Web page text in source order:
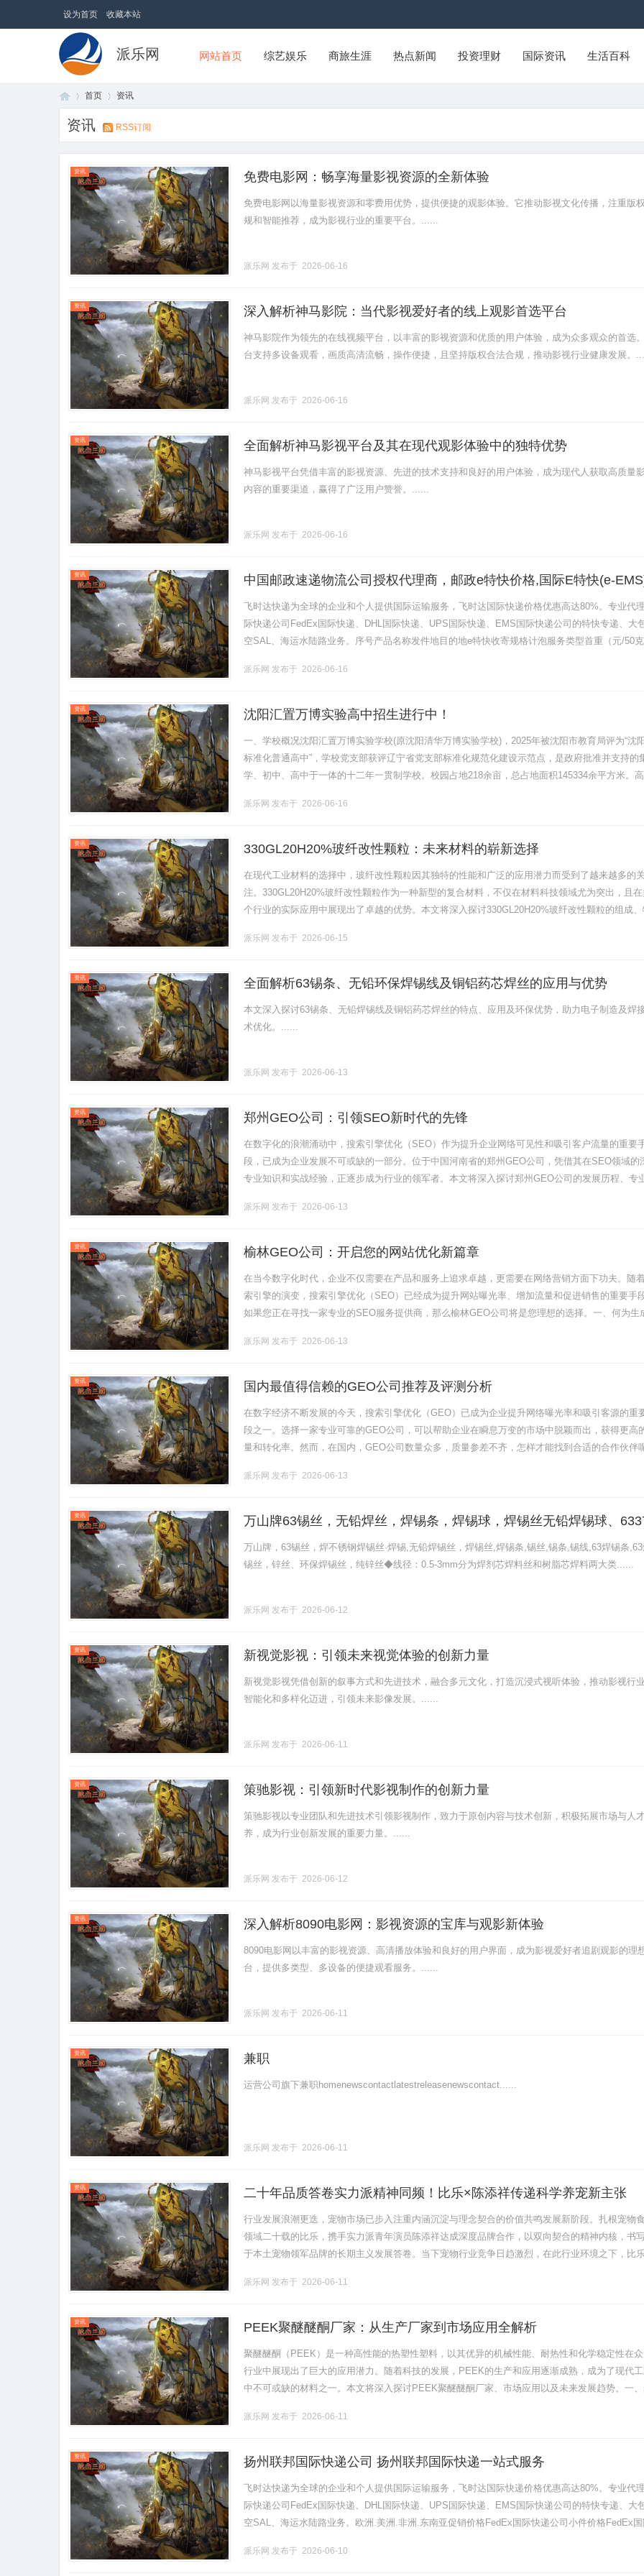
设为首页 收藏本站
派乐网 网站首页 综艺娱乐 商旅生涯 热点新闻 投资理财 国际资讯 生活百科
首页 资讯
资讯 RSS订阅
资讯 免费电影网：畅享海量影视资源的全新体验
免费电影网以海量影视资源和零费用优势，提供便捷的观影体验。它推动影视文化传播，注重版
规和智能推荐，成为影视行业的重要平台。......
派乐网 发布于 2026-06-16
资讯 深入解析神马影院：当代影视爱好者的线上观影首选平台
神马影院作为领先的在线视频平台，以丰富的影视资源和优质的用户体验，成为众多观众的首选
台支持多设备观看，画质高清流畅，操作便捷，且坚持版权合法合规，推动影视行业健康发展。
派乐网 发布于 2026-06-16
资讯 全面解析神马影视平台及其在现代观影体验中的独特优势
神马影视平台凭借丰富的影视资源、先进的技术支持和良好的用户体验，成为现代人获取高质量
内容的重要渠道，赢得了广泛用户赞誉。......
派乐网 发布于 2026-06-16
资讯
中国邮政速递物流公司授权代理商，邮政e特快价格,国际E特快(e-EMS)
E特快资费
飞时达快递为全球的企业和个人提供国际运输服务，飞时达国际快递价格优惠高达80%。专业代
际快递公司FedEx国际快递、DHL国际快递、UPS国际快递、EMS国际快递公司的特快专递、大
空SAL、海运水陆路业务。序号产品名称发件地目的地e特快收寄规格计泡服务类型首重（元/50克
派乐网 发布于 2026-06-16
资讯 沈阳汇置万博实验高中招生进行中！
一、学校概况沈阳汇置万博实验学校(原沈阳清华万博实验学校)，2025年被沈阳市教育局评为“沈
标准化普通高中”，学校党支部获评辽宁省党支部标准化规范化建设示范点，是政府批准并支持的
学、初中、高中于一体的十二年一贯制学校。校园占地218余亩，总占地面积145334余平方米。
派乐网 发布于 2026-06-16
资讯 330GL20H20%玻纤改性颗粒：未来材料的崭新选择
在现代工业材料的选择中，玻纤改性颗粒因其独特的性能和广泛的应用潜力而受到了越来越多的关
注。330GL20H20%玻纤改性颗粒作为一种新型的复合材料，不仅在材料科技领域尤为突出，且在
个行业的实际应用中展现出了卓越的优势。本文将深入探讨330GL20H20%玻纤改性颗粒的组成
派乐网 发布于 2026-06-15
资讯 全面解析63锡条、无铅环保焊锡线及铜铝药芯焊丝的应用与优势
本文深入探讨63锡条、无铅焊锡线及铜铝药芯焊丝的特点、应用及环保优势，助力电子制造及焊
术优化。......
派乐网 发布于 2026-06-13
资讯 郑州GEO公司：引领SEO新时代的先锋
在数字化的浪潮涌动中，搜索引擎优化（SEO）作为提升企业网络可见性和吸引客户流量的重要
段，已成为企业发展不可或缺的一部分。位于中国河南省的郑州GEO公司，凭借其在SEO领域的
专业知识和实战经验，正逐步成为行业的领军者。本文将深入探讨郑州GEO公司的发展历程、专
20.........
派乐网 发布于 2026-06-13
资讯 榆林GEO公司：开启您的网站优化新篇章
在当今数字化时代，企业不仅需要在产品和服务上追求卓越，更需要在网络营销方面下功夫。随
索引擎的演变，搜索引擎优化（SEO）已经成为提升网站曝光率、增加流量和促进销售的重要手段
如果您正在寻找一家专业的SEO服务提供商，那么榆林GEO公司将是您理想的选择。一、何为生
派乐网 发布于 2026-06-13
资讯 国内最值得信赖的GEO公司推荐及评测分析
在数字经济不断发展的今天，搜索引擎优化（GEO）已成为企业提升网络曝光率和吸引客源的重
段之一。选择一家专业可靠的GEO公司，可以帮助企业在瞬息万变的市场中脱颖而出，获得更高
量和转化率。然而，在国内，GEO公司数量众多，质量参差不齐，怎样才能找到合适的合作伙伴
是.........
派乐网 发布于 2026-06-13
资讯
万山牌63锡丝，无铅焊丝，焊锡条，焊锡球，焊锡丝无铅焊锡球、
锡条，焊锡球、牢固可靠；出渣少
万山牌，63锡丝，焊不锈钢焊锡丝·焊锡,无铅焊锡丝，焊锡丝,焊锡条,锡丝,锡条,锡线,63焊锡条
锡丝，锌丝、环保焊锡丝，纯锌丝◆线径：0.5-3mm分为焊剂芯焊料丝和树脂芯焊料两大类......
派乐网 发布于 2026-06-12
资讯 新视觉影视：引领未来视觉体验的创新力量
新视觉影视凭借创新的叙事方式和先进技术，融合多元文化，打造沉浸式视听体验，推动影视行
智能化和多样化迈进，引领未来影像发展。......
派乐网 发布于 2026-06-11
资讯 策驰影视：引领新时代影视制作的创新力量
策驰影视以专业团队和先进技术引领影视制作，致力于原创内容与技术创新，积极拓展市场与人
养，成为行业创新发展的重要力量。......
派乐网 发布于 2026-06-12
资讯 深入解析8090电影网：影视资源的宝库与观影新体验
8090电影网以丰富的影视资源、高清播放体验和良好的用户界面，成为影视爱好者追剧观影的理
台，提供多类型、多设备的便捷观看服务。......
派乐网 发布于 2026-06-11
资讯 兼职
运营公司旗下兼职homenewscontactlatestreleasenewscontact......
派乐网 发布于 2026-06-11
资讯 二十年品质答卷实力派精神同频！比乐×陈添祥传递科学养宠新主张
行业发展浪潮更迭，宠物市场已步入注重内涵沉淀与理念契合的价值共鸣发展新阶段。扎根宠物
领域二十载的比乐，携手实力派青年演员陈添祥达成深度品牌合作，以双向契合的精神内核，书
于本土宠物领军品牌的长期主义发展答卷。当下宠物行业竞争日趋激烈，在此行业环境之下，比
牌创立二.........
派乐网 发布于 2026-06-11
资讯 PEEK聚醚醚酮厂家：从生产厂家到市场应用全解析
聚醚醚酮（PEEK）是一种高性能的热塑性塑料，以其优异的机械性能、耐热性和化学稳定性在
行业中展现出了巨大的应用潜力。随着科技的发展，PEEK的生产和应用逐渐成熟，成为了现代
中不可或缺的材料之一。本文将深入探讨PEEK聚醚醚酮厂家、市场应用以及未来发展趋势。一
性，.........
派乐网 发布于 2026-06-11
资讯 扬州联邦国际快递公司 扬州联邦国际快递一站式服务
飞时达快递为全球的企业和个人提供国际运输服务，飞时达国际快递价格优惠高达80%。专业代
际快递公司FedEx国际快递、DHL国际快递、UPS国际快递、EMS国际快递公司的特快专递、大
空SAL、海运水陆路业务。欧洲.美洲.非洲.东南亚促销价格FedEx国际快递公司小件价格FedEx
派乐网 发布于 2026-06-10